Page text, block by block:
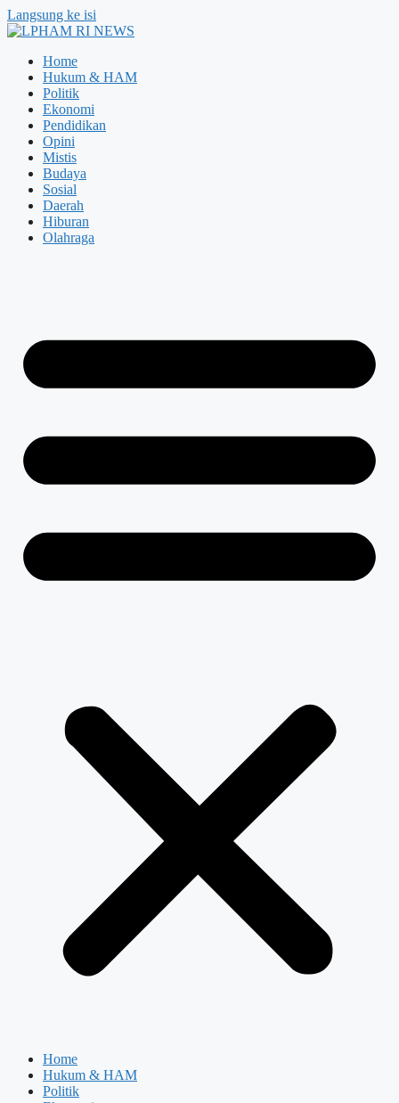
Langsung ke isi
Home
Hukum & HAM
Politik
Ekonomi
Pendidikan
Opini
Mistis
Budaya
Sosial
Daerah
Hiburan
Olahraga
Home
Hukum & HAM
Politik